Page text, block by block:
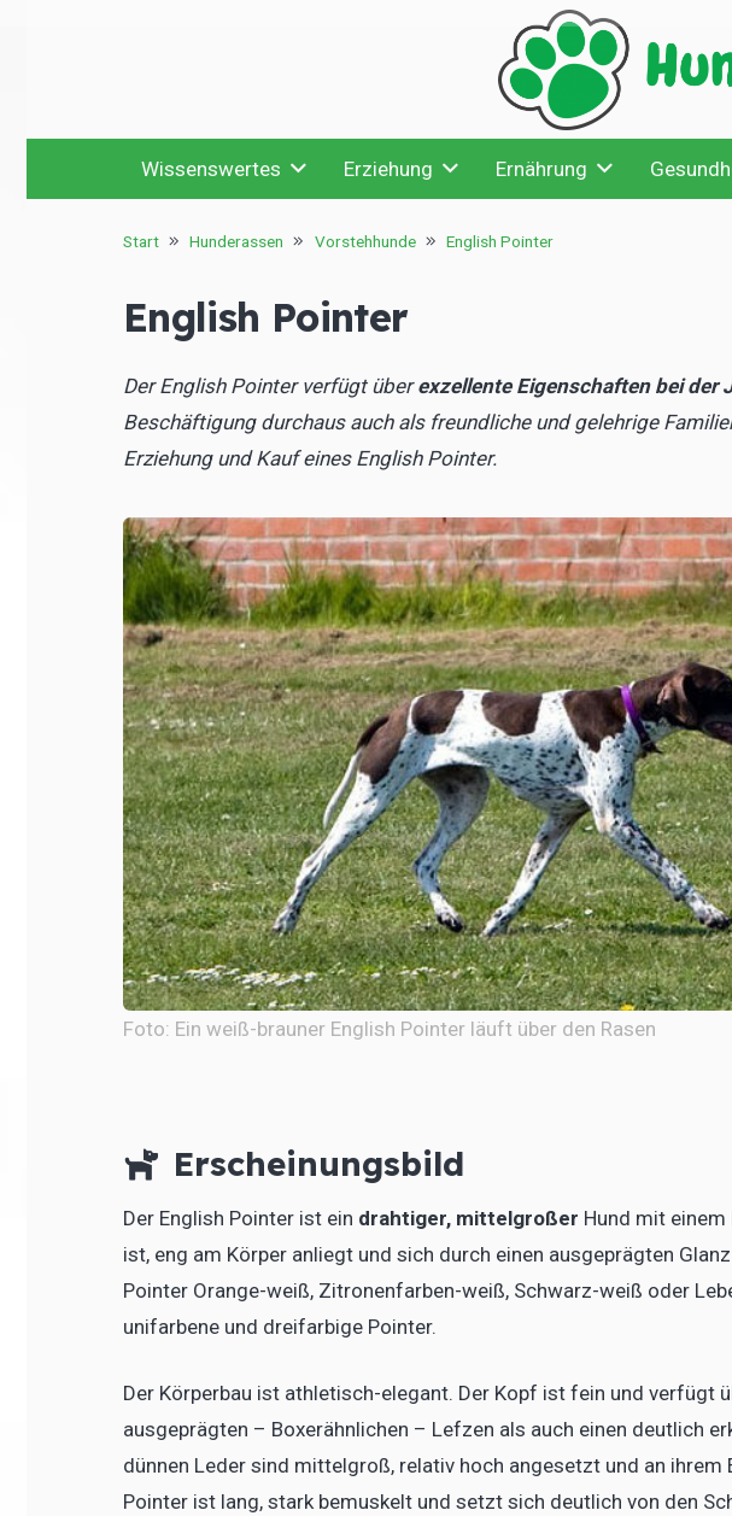
Wissenswertes Erziehung Ernährung
Start Hunderassen Vorstehhunde English Pointer
English Pointer
Der English Pointer verfügt überexzellente Eigenschaften bei der
Beschäftigung durchaus auch als freundliche und gelehrige
Erziehung und Kauf eines English Pointer.
Foto: Ein weiß-brauner English Pointer läuft über den Rasen
Erscheinungsbild
Der English Pointer ist ein drahtiger, mittelgroßer Hund mit einem
ist, eng am Körper anliegt und sich durch einen ausgeprägten
Pointer Orange-weiß, Zitronenfarben-weiß, Schwarz-weiß oder
unifarbene und dreifarbige Pointer.
Der Körperbau ist athletisch-elegant. Der Kopf ist fein und verfügt
ausgeprägten – Boxerähnlichen – Lefzen als auch einen deutlich
dünnen Leder sind mittelgroß, relativ hoch angesetzt und an ihrem
Pointer ist lang, stark bemuskelt und setzt sich deutlich von den